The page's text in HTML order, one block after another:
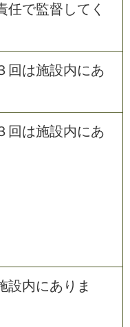
任で監督してく
回は施設内にあ
回は施設内にあ
設内にありま